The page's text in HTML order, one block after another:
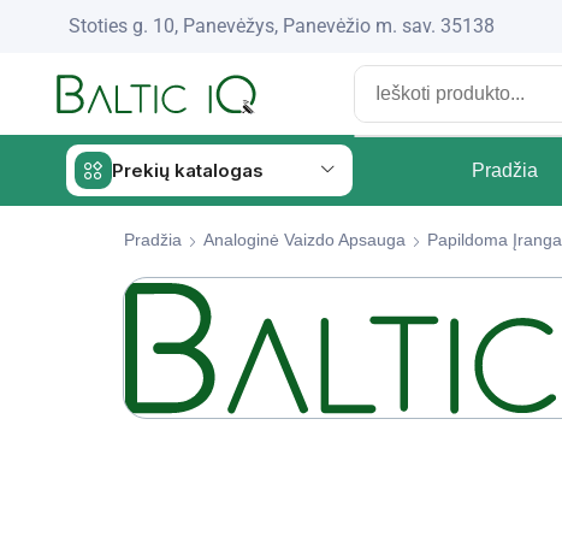
Stoties g. 10, Panevėžys, Panevėžio m. sav. 35138
Prekių katalogas Pradžia
Pradžia Analoginė Vaizdo Apsauga Papildoma Įranga